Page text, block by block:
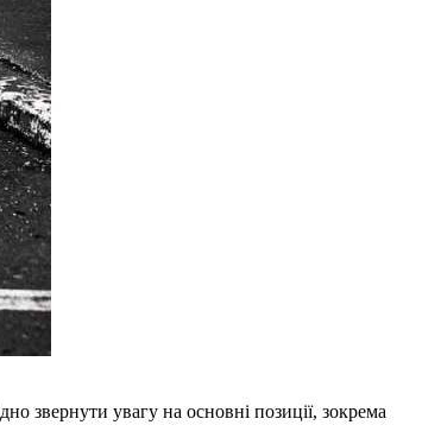
звернути увагу на основні позиції, зокрема